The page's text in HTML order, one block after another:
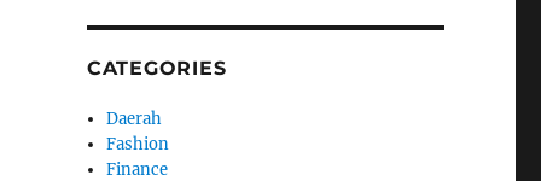
CATEGORIES
Daerah
Fashion
Finance